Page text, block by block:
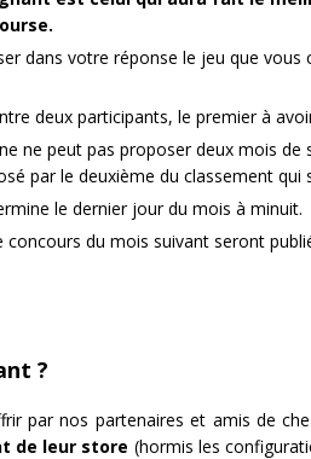
dans votre réponse le jeu que
deux participants, le premier à
ne peut pas proposer deux mois de
par le deuxième du classement qui
le dernier jour du mois à minuit.
concours du mois suivant seront
?
par nos partenaires et amis de
de leur store (hormis les